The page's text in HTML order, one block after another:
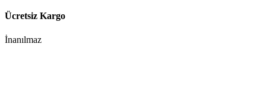
Ücretsiz Kargo
İnanılmaz